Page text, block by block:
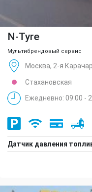
N-Tyre
Мультибрендовый сервис
Москва, 2-я
Стахановская
Ежедневно: 09:00 -
Датчик давления